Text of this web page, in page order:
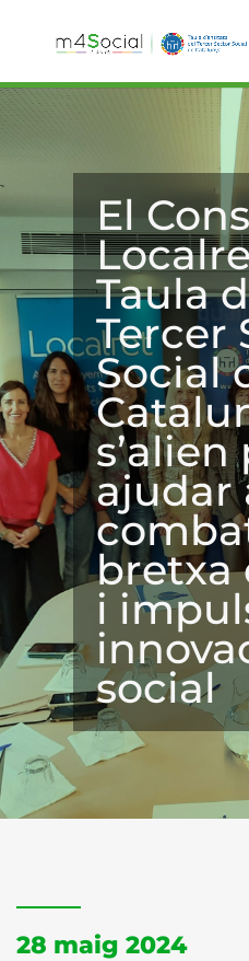
El
Taula
Tercer
Social
s’alien
ajudar
bretxa
i
social
28 maig 2024